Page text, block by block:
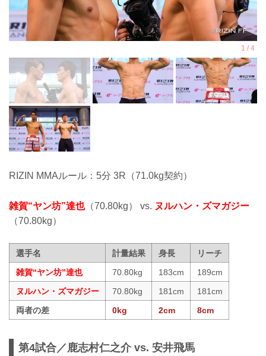
RIZIN MMAルール：5分 3R（71.0kg契約）
雑賀“ヤン坊”達也（70.80kg） vs. ヌルハン・ズマガジー
（70.80kg）
選手名 計量結果 身長
リーチ
雑賀“ヤン坊”達也
70.80kg 183cm
189cm
ヌルハン・ズマガジー
70.80kg 181cm
181cm
両者の差
0kg 2cm 8cm
第4試合／鹿志村仁之介 vs. 安井飛馬